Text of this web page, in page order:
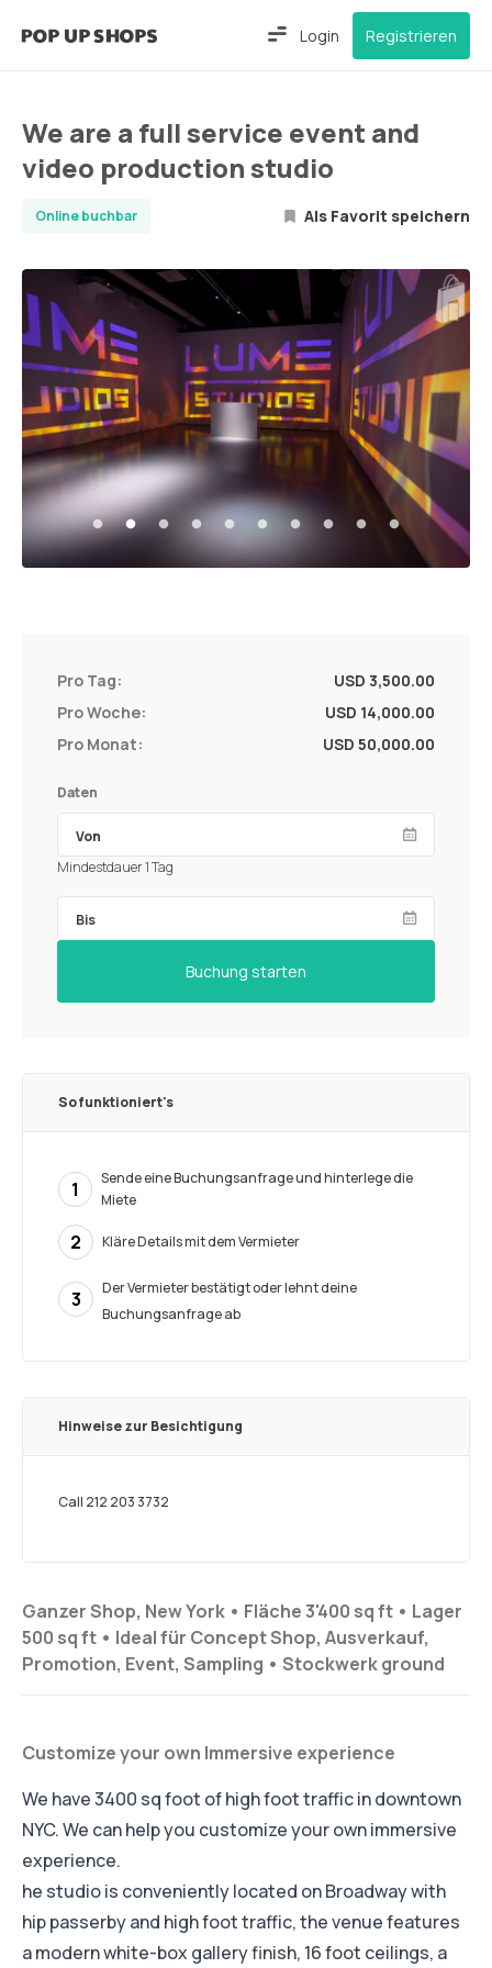
Login Registrieren
We are a full service event and
video production studio
Online buchbar Als Favorit speichern
Ganzer Shop, New York • Fläche 3'400 sq ft • Lager
500 sq ft • Ideal für Concept Shop, Ausverkauf,
Promotion, Event, Sampling • Stockwerkground
Customize your own Immersive experience
We have 3400 sq foot of high foot traffic in downtown
NYC. We can help you customize your own immersive
experience.
he studio is conveniently located on Broadway with
hip passerby and high foot traffic, the venue features
a modern white-box gallery finish, 16 foot ceilings, a
Pro Tag:
Pro Woche:
Pro Monat:
USD 3,500.00
USD 14,000.00
USD 50,000.00
Daten
Mindestdauer 1 Tag
Buchung starten
So funktioniert's
1
Sende eine Buchungsanfrage und hinterlege die
Miete
2 Kläre Details mit dem Vermieter
3
Der Vermieter bestätigt oder lehnt deine
Buchungsanfrage ab
Hinweise zur Besichtigung
Call 212 203 3732